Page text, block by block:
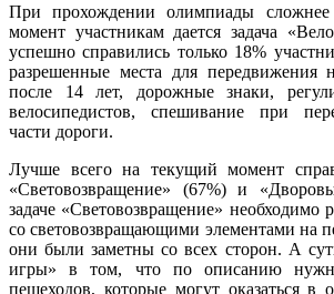
При прохождении олимпиады
момент участникам дается задача
успешно справились только 18%
разрешенные места для передвижения
после 14 лет, дорожные знаки,
велосипедистов, спешивание при
части дороги.
Лучше всего на текущий момент
«Световозвращение» (67%) и
задаче «Световозвращение» необходимо
со световозвращающими элементами на
они были заметны со всех сторон. А
игры» в том, что по описанию
пешеходов, которые могут оказаться в